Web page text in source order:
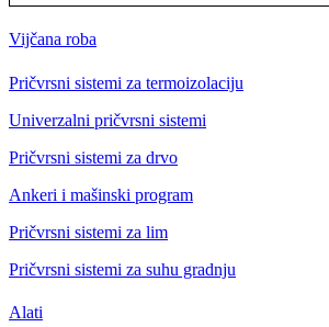
Vijčana roba
Pričvrsni sistemi za termoizolaciju
Univerzalni pričvrsni sistemi
Pričvrsni sistemi za drvo
Ankeri i mašinski program
Pričvrsni sistemi za lim
Pričvrsni sistemi za suhu gradnju
Alati